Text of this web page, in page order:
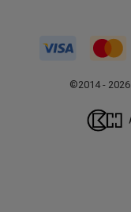
©2014 -